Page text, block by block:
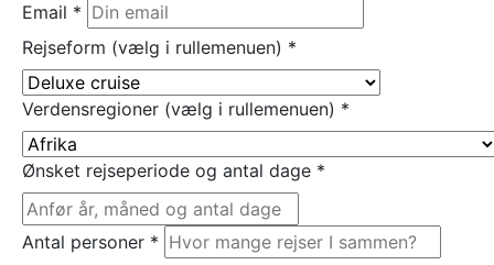
Email *
Rejseform (vælg i rullemenuen) *
Verdensregioner (vælg i rullemenuen) *
Ønsket rejseperiode og antal dage *
Antal personer *